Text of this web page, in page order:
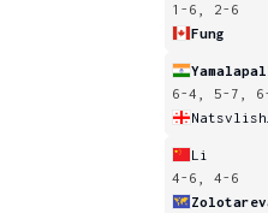
1-6, 2-6
Fung
6-4, 5-7,
Li
4-6, 4-6